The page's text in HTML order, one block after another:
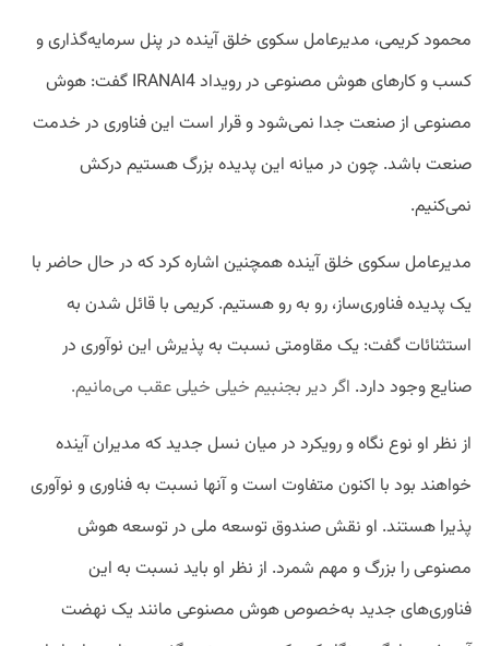
محمود کریمی، مدیرعامل سکوی خلق آینده در پنل سرمایه‌گذاری و
کسب و کارهای هوش مصنوعی در رویداد IRANAI4 گفت: هوش
مصنوعی از صنعت جدا نمی‌شود و قرار است این فناوری در خدمت
صنعت باشد. چون در میانه این پدیده بزرگ هستیم درکش
نمی‌کنیم.
مدیرعامل سکوی خلق آینده همچنین اشاره کرد که در حال حاضر با
یک پدیده فناوری‌ساز، رو به رو هستیم. کریمی با قائل شدن به
استثنائات گفت: یک مقاومتی نسبت به پذیرش این نوآوری در
صنایع وجود دارد. اگر دیر بجنبیم خیلی خیلی عقب می‌مانیم.
از نظر او نوع نگاه و رویکرد در میان نسل جدید که مدیران آینده
خواهند بود با اکنون متفاوت است و آنها نسبت به فناوری و نوآوری‌
پذیرا هستند. او نقش صندوق توسعه ملی در توسعه هوش
مصنوعی را بزرگ و مهم شمرد. از نظر او باید نسبت به این
فناوری‌های جدید به‌خصوص هوش مصنوعی مانند یک نهضت